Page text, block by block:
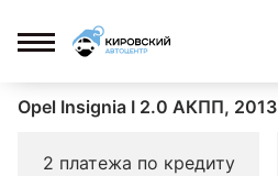
Opel Insignia I 2.0 АКПП, 2013
2 платежа по кредиту